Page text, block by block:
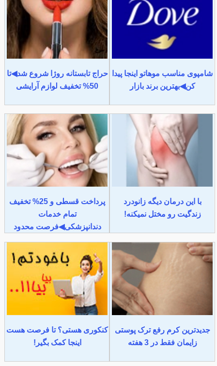
شامپوی مناسب موهاتو اینجا پیدا
کن◀بهترین برند بازار
حراج تابستانه روژا شروع شد◀تا
50% تخفیف لوازم آرایشی
با این درمان دیگه زانودرد
زندگیت رو مختل نمیکنه!
پرداخت قسطی و 25% تخفیف
تمام خدمات
دندانپزشکی◀فرصت محدود
جدیدترین کرم رفع ترک پوستی
زایمان فقط در 3 هفته
کنکوری هستی؟ تا فرصت هست
اینجا کمک بگیر!